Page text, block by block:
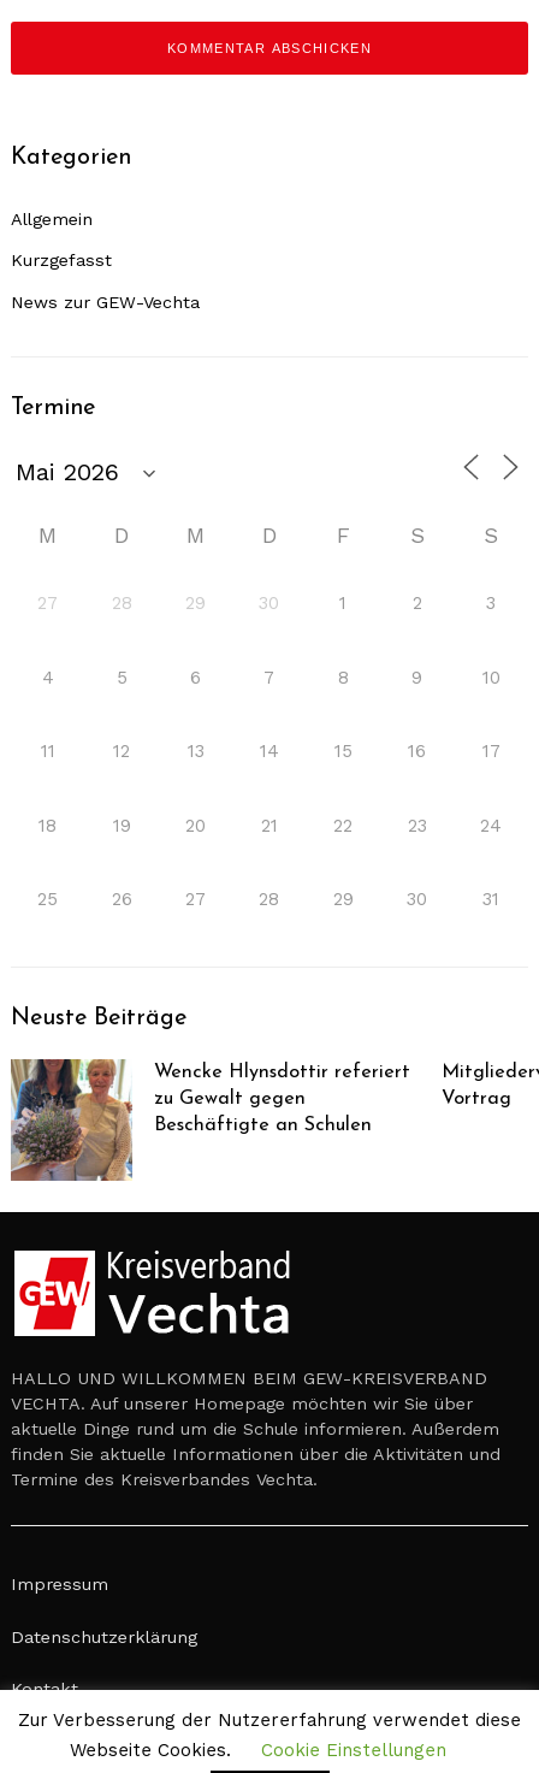
Kategorien
Allgemein
Kurzgefasst
News zur GEW-Vechta
Termine
M D M D F S S
27 28 29 30 1 2 3
4 5 6 7 8 9 10
11 12 13 14 15 16 17
18 19 20 21 22 23 24
25 26 27 28 29 30 31
Neuste Beiträge
Wencke Hlynsdottir referiert
zu Gewalt gegen
Beschäftigte an Schulen
Vortrag
HALLO UND WILLKOMMEN BEIM GEW-KREISVERBAND
VECHTA. Auf unserer Homepage möchten wir Sie über
aktuelle Dinge rund um die Schule informieren. Außerdem
finden Sie aktuelle Informationen über die Aktivitäten und
Termine des Kreisverbandes Vechta.
Impressum
Datenschutzerklärung
Kontakt
Zur Verbesserung der Nutzererfahrung verwendet diese
Webseite Cookies.
Cookie Einstellungen